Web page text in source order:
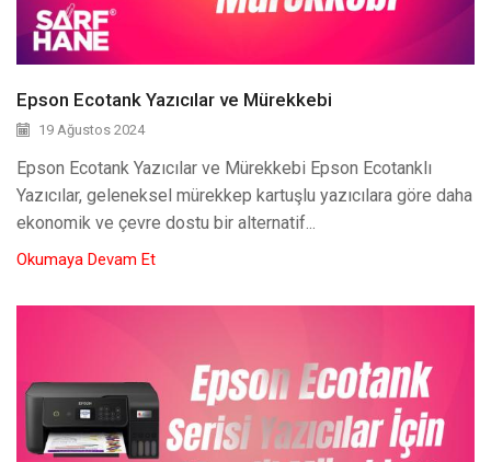
Epson Ecotank Yazıcılar ve Mürekkebi
19 Ağustos 2024
Epson Ecotank Yazıcılar ve Mürekkebi Epson Ecotanklı
Yazıcılar, geleneksel mürekkep kartuşlu yazıcılara göre daha
ekonomik ve çevre dostu bir alternatif...
Okumaya Devam Et